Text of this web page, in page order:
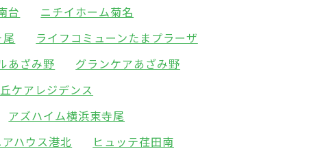
台
ニチイホーム菊名
ライフコミューンたまプラーザ
あざみ野
グランケアあざみ野
ケアレジデンス
アズハイム横浜東寺尾
ハウス港北
ヒュッテ荏田南